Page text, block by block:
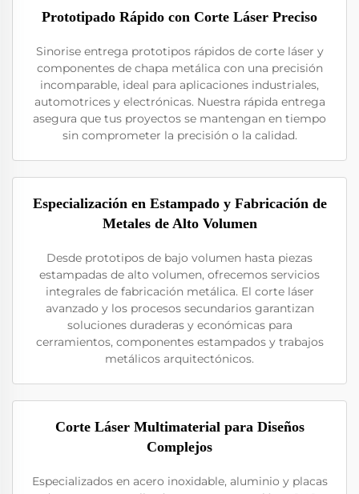
Prototipado Rápido con Corte Láser Preciso
Sinorise entrega prototipos rápidos de corte láser y
componentes de chapa metálica con una precisión
incomparable, ideal para aplicaciones industriales,
automotrices y electrónicas. Nuestra rápida entrega
asegura que tus proyectos se mantengan en tiempo
sin comprometer la precisión o la calidad.
Especialización en Estampado y Fabricación de
Metales de Alto Volumen
Desde prototipos de bajo volumen hasta piezas
estampadas de alto volumen, ofrecemos servicios
integrales de fabricación metálica. El corte láser
avanzado y los procesos secundarios garantizan
soluciones duraderas y económicas para
cerramientos, componentes estampados y trabajos
metálicos arquitectónicos.
Corte Láser Multimaterial para Diseños
Complejos
Especializados en acero inoxidable, aluminio y placas